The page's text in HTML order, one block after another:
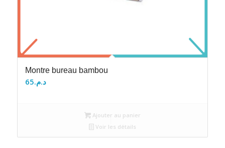
Montre bureau bambou
د.م.65
Ajouter au panier
Voir les détails